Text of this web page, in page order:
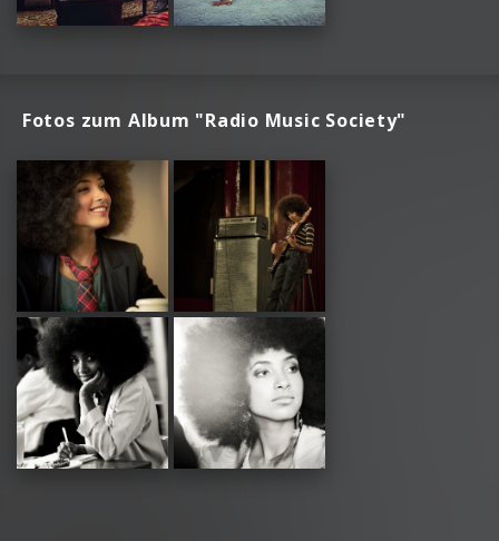
Fotos zum Album "Radio Music Society"